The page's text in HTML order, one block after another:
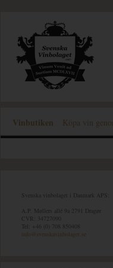
Vinbutiken Köpa vin
Svenska vinbolaget i Danmark APS:
A.P. Møllers allé 9a 2791 Dragør
CVR: 34727090
Tel: +46 (0) 708 850408
info@svenskavinbolaget.se